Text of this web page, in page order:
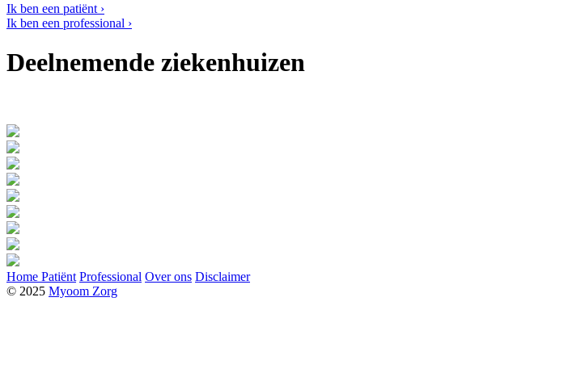
Ik ben een patiënt ›
Ik ben een professional ›
Deelnemende ziekenhuizen
Home Patiënt Professional Over ons Disclaimer
© 2025 Myoom Zorg